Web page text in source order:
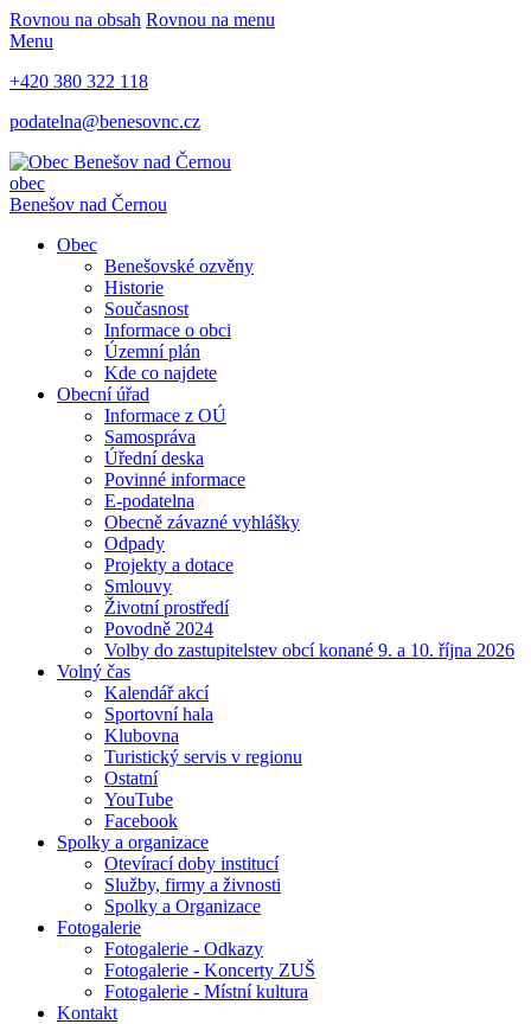
Rovnou na obsah Rovnou na menu
Menu
+420 380 322 118
podatelna@benesovnc.cz
obec
Benešov nad Černou
Obec
Benešovské ozvěny
Historie
Současnost
Informace o obci
Územní plán
Kde co najdete
Obecní úřad
Informace z OÚ
Samospráva
Úřední deska
Povinné informace
E-podatelna
Obecně závazné vyhlášky
Odpady
Projekty a dotace
Smlouvy
Životní prostředí
Povodně 2024
Volby do zastupitelstev obcí konané 9. a 10. října 2026
Volný čas
Kalendář akcí
Sportovní hala
Klubovna
Turistický servis v regionu
Ostatní
YouTube
Facebook
Spolky a organizace
Otevírací doby institucí
Služby, firmy a živnosti
Spolky a Organizace
Fotogalerie
Fotogalerie - Odkazy
Fotogalerie - Koncerty ZUŠ
Fotogalerie - Místní kultura
Kontakt